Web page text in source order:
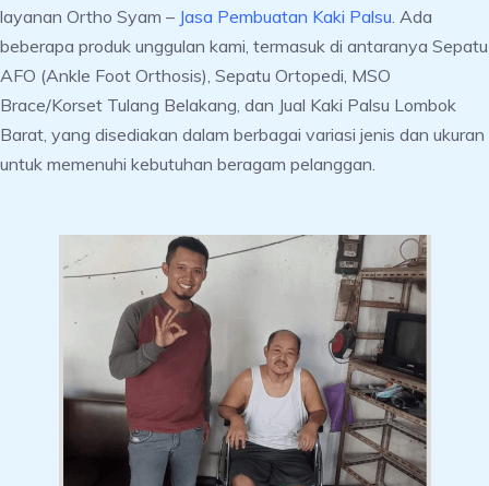
layanan Ortho Syam – Jasa Pembuatan Kaki Palsu. Ada
beberapa produk unggulan kami, termasuk di antaranya Sepatu
AFO (Ankle Foot Orthosis), Sepatu Ortopedi, MSO
Brace/Korset Tulang Belakang, dan Jual Kaki Palsu Lombok
Barat, yang disediakan dalam berbagai variasi jenis dan ukuran
untuk memenuhi kebutuhan beragam pelanggan.